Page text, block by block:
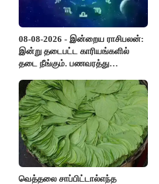
08-08-2026 - இன்றைய ராசிபலன்:
இன்று தடைபட்ட காரியங்களில்
தடை நீங்கும். பணவரத்து
எண்ணம் அதிகரிக்கும்..!
வெத்தலை சாப்பிட்டால்எந்த